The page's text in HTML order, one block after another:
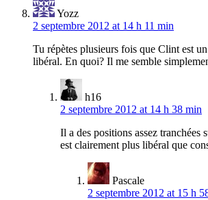
Yozz
2 septembre 2012 at 14 h 11 min
Tu répètes plusieurs fois que Clint est
libéral. En quoi? Il me semble
h16
2 septembre 2012 at 14 h 38 min
Il a des positions assez tranchées
est clairement plus libéral que
Pascale
2 septembre 2012 at 15 h